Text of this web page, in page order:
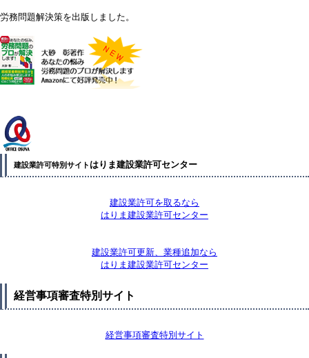
労務問題解決策を出版しました。
建設業許可特別サイト はりま建設業許可センター
建設業許可を取るなら
はりま建設業許可センター
建設業許可更新、業種追加なら
はりま建設業許可センター
経営事項審査特別サイト
経営事項審査特別サイト